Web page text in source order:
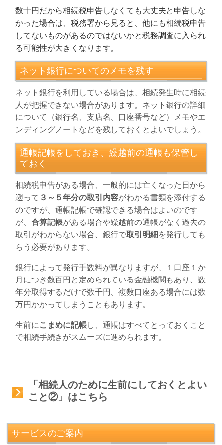
数十円だから相続税申告しなくても大丈夫と申告しな
かった場合は、税務署から見ると、 他にも相続税申告
してないものがあるのではないかと税務調査に入られ
る可能性が大きくなります。
ネット銀行についてのメモを残す
ネット銀行を利用している場合は、相続発生時に相続
人が把握できない場合があります。ネット銀行の詳細
について（銀行名、支店名、口座番号など）メモやエ
ンディングノートなどを残しておくとよいでしょう。
通帳記帳をしておき、繰越前の通帳も保管し
ておく
相続税申告がある場合、一般的には亡くなった日から
遡って ３～５年分の取引内容がわかる書類を添付する
のですが、通帳記帳で確認できる場合はよいのです
が、 合算記帳がある場合や繰越前の通帳がなく過去の
取引がわからない場合、銀行で取引明細 を発行しても
らう必要があります。
銀行によって発行手数料が異なりますが、１口座１か
月につき数百円と定められている金融機関もあり、数
年分取得するだけで数千円、複数口座ある場合には数
万円かかってしまうこともあります。
生前に こまめに記帳し、通帳はすべてとっておくこと
で相続手続きがスムーズに進められます。
「相続人のために生前にしておくとよい
こと②」はこちら
サービスのご案内